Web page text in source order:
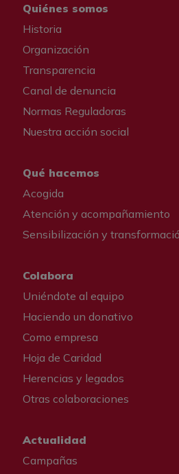
Quiénes somos
Historia
Organización
Transparencia
Canal de denuncia
Normas Reguladoras
Nuestra acción social
Qué hacemos
Acogida
Atención y acompañamiento
Sensibilización y
Colabora
Uniéndote al equipo
Haciendo un donativo
Como empresa
Hoja de Caridad
Herencias y legados
Otras colaboraciones
Actualidad
Campañas